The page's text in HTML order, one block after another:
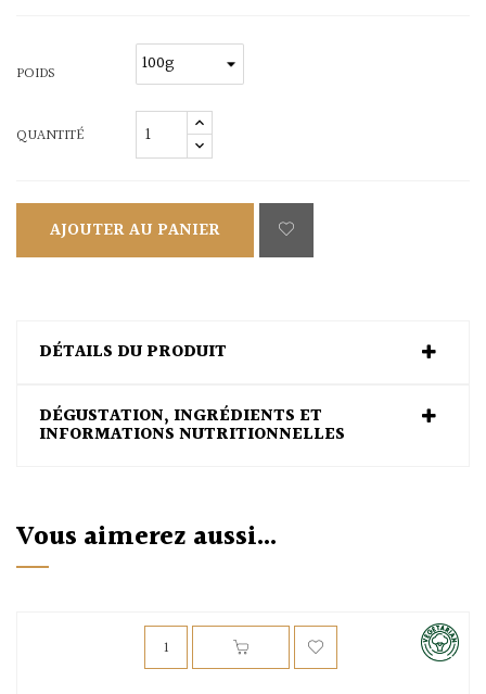
POIDS
QUANTITÉ
AJOUTER AU PANIER
DÉTAILS DU PRODUIT
DÉGUSTATION, INGRÉDIENTS ET
INFORMATIONS NUTRITIONNELLES
Vous aimerez aussi...